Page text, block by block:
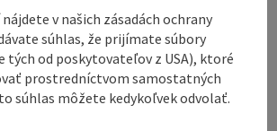
leads along a trail to the Kotleiten
this, shortly before the farm
v našich zásadách ochrany
súhlas, že prijímate súbory
tých od poskytovateľov z USA), ktoré
prostredníctvom samostatných
súhlas môžete kedykoľvek odvolať.